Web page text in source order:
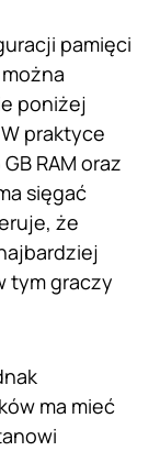
pamięci
poniżej
praktyce
RAM oraz
sięgać
że
tym graczy
ma mieć